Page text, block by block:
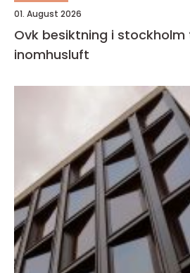
01. August 2026
Ovk besiktning i stockholm trygg och frisk
inomhusluft